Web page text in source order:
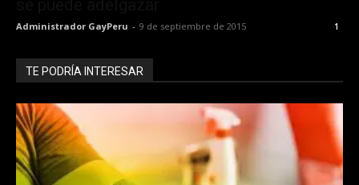
Administrador GayPeru - 9 de septiembre de 2015 1
TE PODRÍA INTERESAR